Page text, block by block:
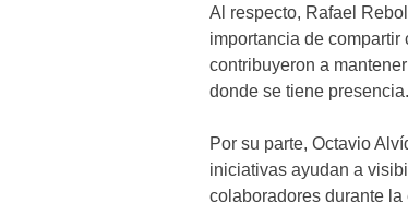
Al respecto, Rafael
importancia de
contribuyeron a
donde se tiene presencia.
Por su parte, Octavio
iniciativas ayudan a
colaboradores durante